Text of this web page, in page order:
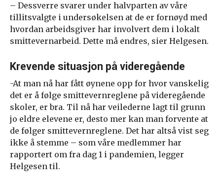
– Dessverre svarer under halvparten av våre
tillitsvalgte i undersøkelsen at de er fornøyd med
hvordan arbeidsgiver har involvert dem i lokalt
smittevernarbeid. Dette må endres, sier Helgesen.
Krevende situasjon på videregående
-At man nå har fått øynene opp for hvor vanskelig
det er å følge smittevernreglene på videregående
skoler, er bra. Til nå har veilederne lagt til grunn
jo eldre elevene er, desto mer kan man forvente at
de følger smittevernreglene. Det har altså vist seg
ikke å stemme – som våre medlemmer har
rapportert om fra dag 1 i pandemien, legger
Helgesen til.